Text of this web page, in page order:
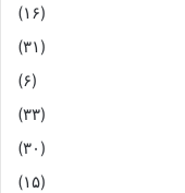
(۱۶)
(۳۱)
(۶)
(۳۳)
(۳۰)
(۱۵)